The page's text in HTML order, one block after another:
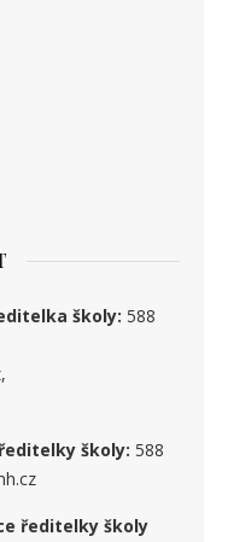
školy: 588
školy: 588
ředitelky školy